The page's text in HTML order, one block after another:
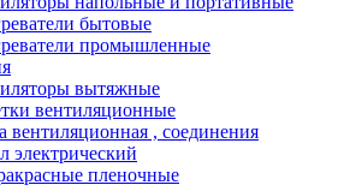
бытовые
промышленные
вытяжные
вентиляционные
вентиляционная , соединения
электрический
пленочные